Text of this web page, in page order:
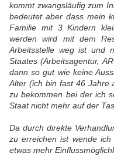
kommt zwangsläufig zum
bedeutet aber dass mein
Familie mit 3 Kindern
werden wird mit dem
Arbeitsstelle weg ist und
Staates (Arbeitsagentur,
dann so gut wie keine
Alter (ich bin fast 46 Jahre
zu bekommen bei der ich
Staat nicht mehr auf der
Da durch direkte
zu erreichen ist wende
etwas mehr